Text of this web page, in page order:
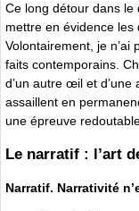
Ce long détour dans le
mettre en évidence
Volontairement, je n’ai
faits contemporains.
d’un autre œil et
assaillent en
une épreuve
Le narratif : l’art
Narratif. Narrativité